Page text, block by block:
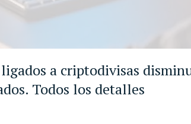
a criptodivisas
Todos los detalles